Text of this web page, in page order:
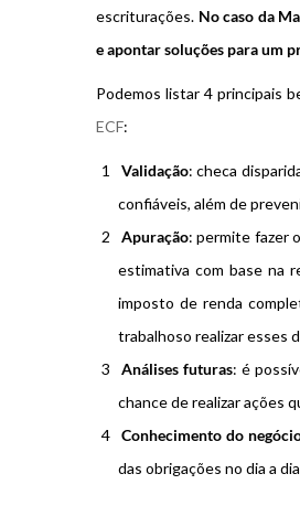
escriturações. No caso da
e apontar soluções para um
Podemos listar 4 principais
ECF:
Validação: checa
confiáveis, além de
Apuração: permite fazer
estimativa com base na
imposto de renda
trabalhoso realizar esses
Análises futuras: é
chance de realizar ações
Conhecimento do
das obrigações no dia a